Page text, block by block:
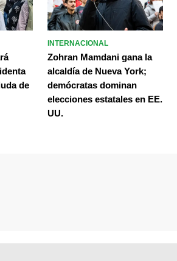
de
INTERNACIONAL
Zohran Mamdani gana la
alcaldía de Nueva York;
demócratas dominan
elecciones estatales en EE.
UU.